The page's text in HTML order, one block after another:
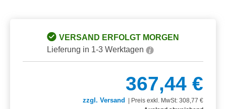
VERSAND ERFOLGT MORGEN
Lieferung in 1-3 Werktagen
367,44 €
zzgl. Versand
Preis exkl. MwSt: 308,77 €